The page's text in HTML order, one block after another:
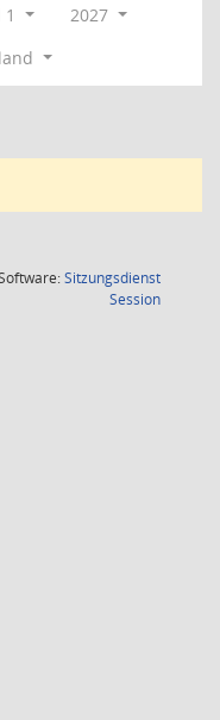
2027
Sitzungsdienst
Session(Wird in